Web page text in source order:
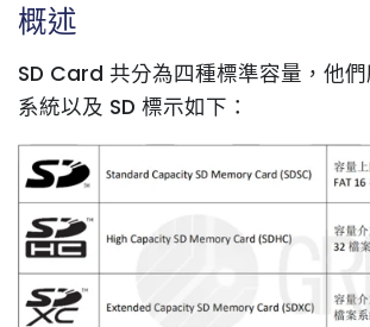
概述
SD Card 共分為四種標準容量，他
系統以及 SD 標示如下：